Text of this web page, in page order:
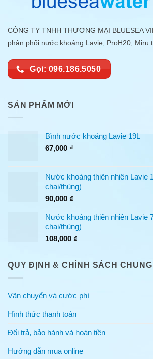
CÔNG TY TNHH THƯƠNG MẠI BLUESEA
phân phối nước khoáng Lavie, ProH20, Miru
Gọi: 096.186.5050
SẢN PHẨM MỚI
Bình nước khoáng Lavie 19L
67,000 ₫
Nước khoáng thiên nhiên Lavie
chai/thùng)
90,000 ₫
Nước khoáng thiên nhiên Lavie
chai/thùng)
108,000 ₫
QUY ĐỊNH & CHÍNH SÁCH CHUNG
Vận chuyển và cước phí
Hình thức thanh toán
Đổi trả, bảo hành và hoàn tiền
Hướng dẫn mua online